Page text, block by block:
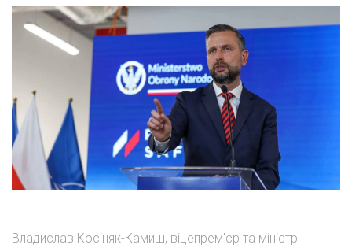
Владислав Косіняк-Камиш, віцепрем'єр та міністр